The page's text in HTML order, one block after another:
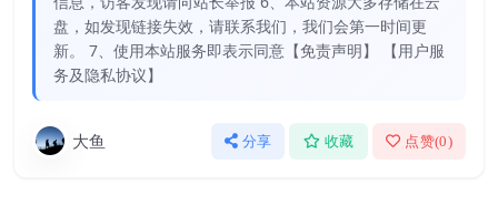
盘，如发现链接失效，请联系我们，我们会第一时间更
新。 7、使用本站服务即表示同意【免责声明】 【用户服
务及隐私协议】
大鱼 分享 收藏 点赞(0)